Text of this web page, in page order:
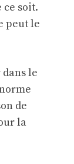
ce soit.
peut le
le
de
la